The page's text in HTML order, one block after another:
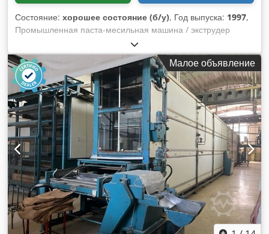
Состояние: хорошее состояние (б/у), Год выпуска: 1997,
Промышленная паста-месильная машина / экструдер
Dominioni Punto & Pasta PT100 – нержавеющая сталь –
380В Общая информация Производитель: Dominioni Punto
& Pasta Модель: PT100 Год выпуска: 1997 Страна
происхождения: Италия Состояние: Б/у – в хорошем
рабочем состоянии Доступность: В наличии, немедленно
Описание машины Промышленная машина для
производства пасты от итальянской компании Dominioni
Punto & Pasta, модель PT100. Машина предназначена для
производства свежей пасты и замеса теста в
профессиональных пищевых производствах. Подходит для:
- производства свежей пасты - смешивания и замешивания
теста - приготовления теста для макарон - пищевых
лабораторий - макаронных фабрик - промышленной
переработки пищевых продуктов Машина полностью
изготовлена из пищевой нержавеющей стали и рассчитана
на непрерывную промышленную эксплуатацию.
Малое объявление